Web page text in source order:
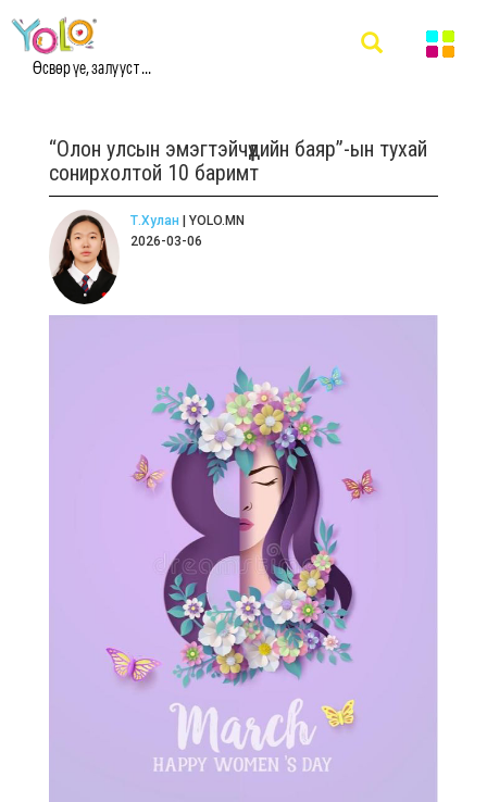
Өсвөр үе, залууст ...
“Олон улсын эмэгтэйчүүдийн баяр”-ын тухай
сонирхолтой 10 баримт
Т.Хулан | YOLO.MN
2026-03-06